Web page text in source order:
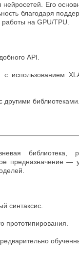
нейросетей. Его
благодаря
на GPU/TPU.
API.
с использованием
другими
библиотека,
предназначение —
синтаксис.
прототипирования.